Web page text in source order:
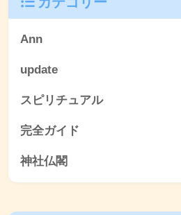
Ann
update
スピリチュアル
完全ガイド
神社仏閣